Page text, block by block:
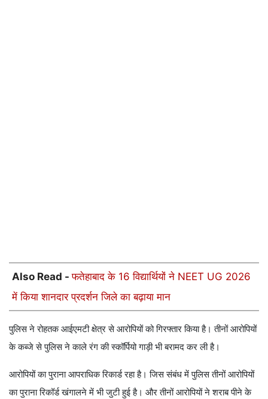
Also Read -फतेहाबाद के 16 विद्यार्थियों ने NEET UG 2026
में किया शानदार प्रदर्शन जिले का बढ़ाया मान
पुलिस ने रोहतक आईएमटी क्षेत्र से आरोपियों को गिरफ्तार किया है। तीनों आरोपियों
के कब्जे से पुलिस ने काले रंग की स्कॉर्पियो गाड़ी भी बरामद कर ली है।
आरोपियों का पुराना आपराधिक रिकार्ड रहा है। जिस संबंध में पुलिस तीनों आरोपियों
का पुराना रिकॉर्ड खंगालने में भी जुटी हुई है। और तीनों आरोपियों ने शराब पीने के